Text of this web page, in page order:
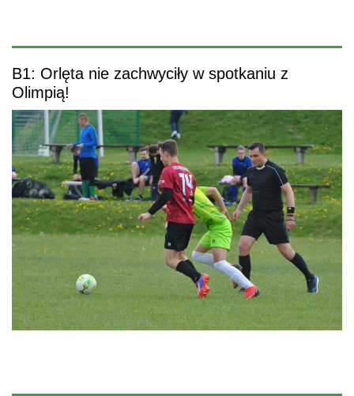
B1: Orlęta nie zachwyciły w spotkaniu z
Olimpią!